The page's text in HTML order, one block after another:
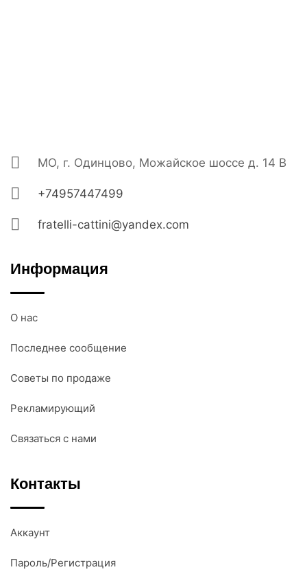
МО, г. Одинцово, Можайское шоссе д. 14 В
+74957447499
fratelli-cattini@yandex.com
Информация
О нас
Последнее сообщение
Советы по продаже
Рекламирующий
Связаться с нами
Контакты
Аккаунт
Пароль/Регистрация